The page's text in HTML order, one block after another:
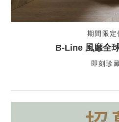
期間限定
B-Line 風靡全
即刻珍